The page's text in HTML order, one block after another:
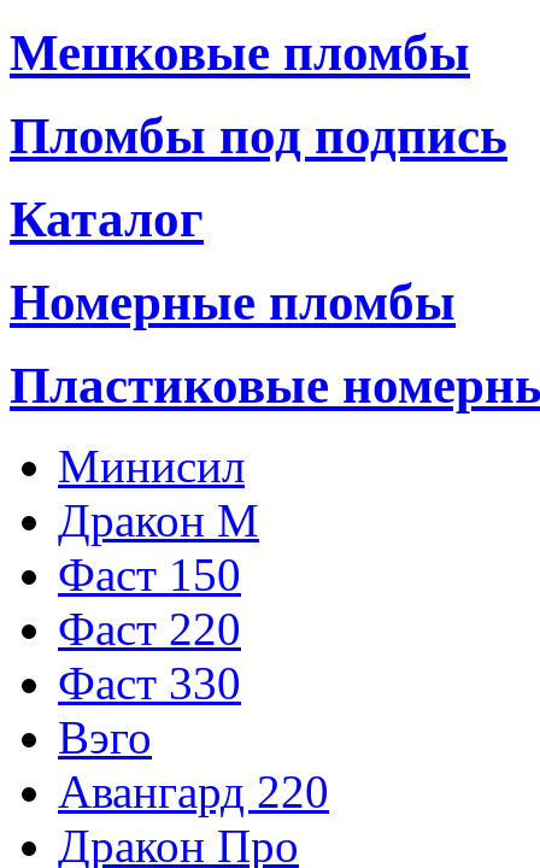
Мешковые пломбы
Пломбы под подпись
Каталог
Номерные пломбы
Пластиковые
Минисил
Дракон М
Фаст 150
Фаст 220
Фаст 330
Вэго
Авангард 220
Дракон Про